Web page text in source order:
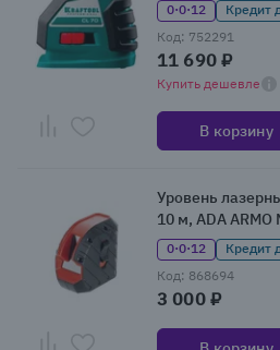
0·0·12
Кредит
Код: 752291
11 690 ₽
Купить дешевле
В корзину
Уровень
10 м, ADA
0·0·12
Кредит
Код: 868694
3 000 ₽